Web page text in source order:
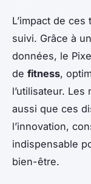
L’impact de
suivi. Grâce à
données, le
de fitness,
l’utilisateur.
aussi que ces
l’innovation,
indispensable
bien-être.